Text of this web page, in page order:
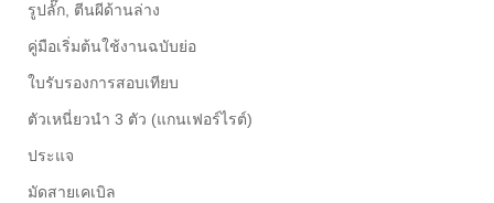
รูปลั๊ก, ตีนผีด้านล่าง
คู่มือเริ่มต้นใช้งานฉบับย่อ
ใบรับรองการสอบเทียบ
ตัวเหนี่ยวนำ 3 ตัว (แกนเฟอร์ไรต์)
ประแจ
มัดสายเคเบิล